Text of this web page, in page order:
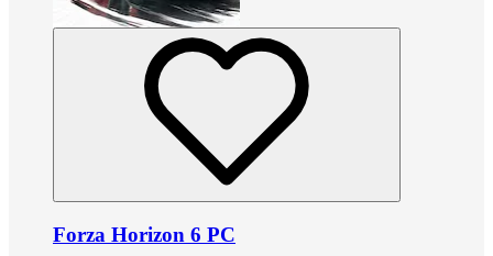
Forza Horizon 6 PC